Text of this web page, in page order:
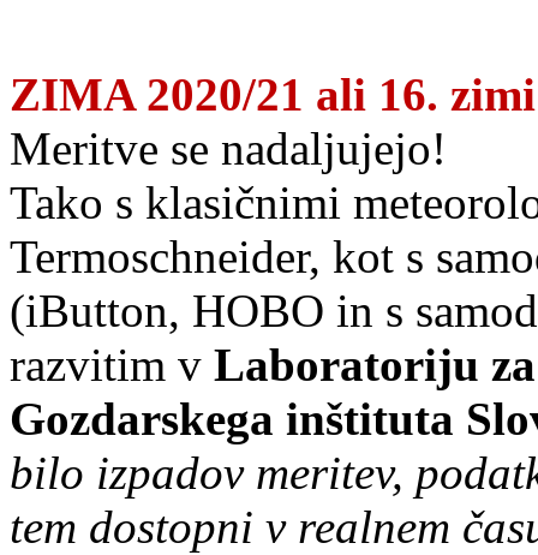
ZIMA 2020/21 ali 16.
Meritve se nadaljujejo!
Tako s klasičnimi
Termoschneider, kot s
(iButton, HOBO in s
razvitim v Laboratoriju
Gozdarskega inštituta
bilo izpadov meritev,
tem dostopni v realnem